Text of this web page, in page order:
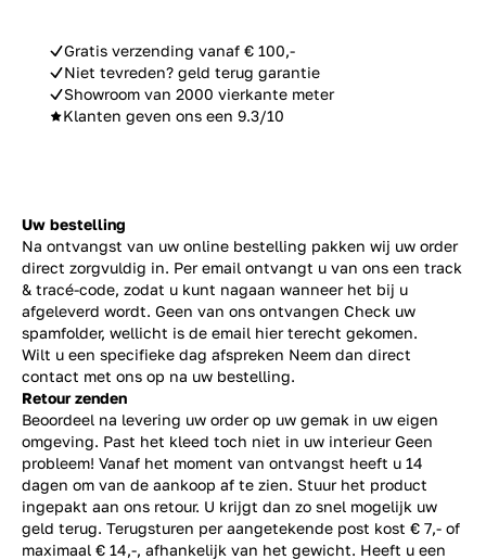
Gratis verzending vanaf € 100,-
Niet tevreden? geld terug garantie
Showroom van 2000 vierkante meter
Klanten geven ons een 9.3/10
Uw bestelling
Na ontvangst van uw online bestelling pakken wij uw order
direct zorgvuldig in. Per email ontvangt u van ons een track
& tracé-code, zodat u kunt nagaan wanneer het bij u
afgeleverd wordt. Geen van ons ontvangen Check uw
spamfolder, wellicht is de email hier terecht gekomen.
Wilt u een specifieke dag afspreken Neem dan direct
contact met ons op na uw bestelling.
Retour zenden
Beoordeel na levering uw order op uw gemak in uw eigen
omgeving. Past het kleed toch niet in uw interieur Geen
probleem! Vanaf het moment van ontvangst heeft u 14
dagen om van de aankoop af te zien. Stuur het product
ingepakt aan ons retour. U krijgt dan zo snel mogelijk uw
geld terug. Terugsturen per aangetekende post kost € 7,- of
maximaal € 14,-, afhankelijk van het gewicht. Heeft u een